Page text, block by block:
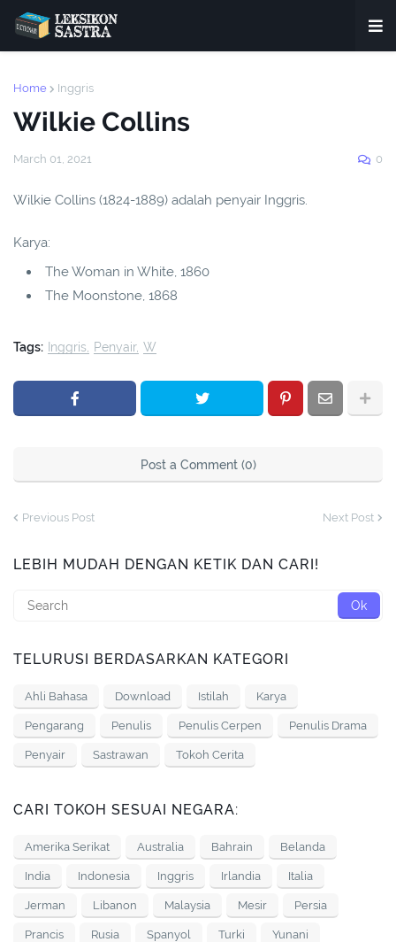
Home Inggris
Wilkie Collins
March 01, 2021 0
Wilkie Collins (1824-1889) adalah penyair Inggris.
Karya:
The Woman in White, 1860
The Moonstone, 1868
Tags: Inggris Penyair W
Post a Comment (0)
Previous Post Next Post
LEBIH MUDAH DENGAN KETIK DAN CARI!
TELURUSI BERDASARKAN KATEGORI
Ahli Bahasa Download Istilah Karya
Pengarang Penulis Penulis Cerpen Penulis Drama
Penyair Sastrawan Tokoh Cerita
CARI TOKOH SESUAI NEGARA:
Amerika Serikat Australia Bahrain Belanda
India Indonesia Inggris Irlandia Italia
Jerman Libanon Malaysia Mesir Persia
Prancis Rusia Spanyol Turki Yunani